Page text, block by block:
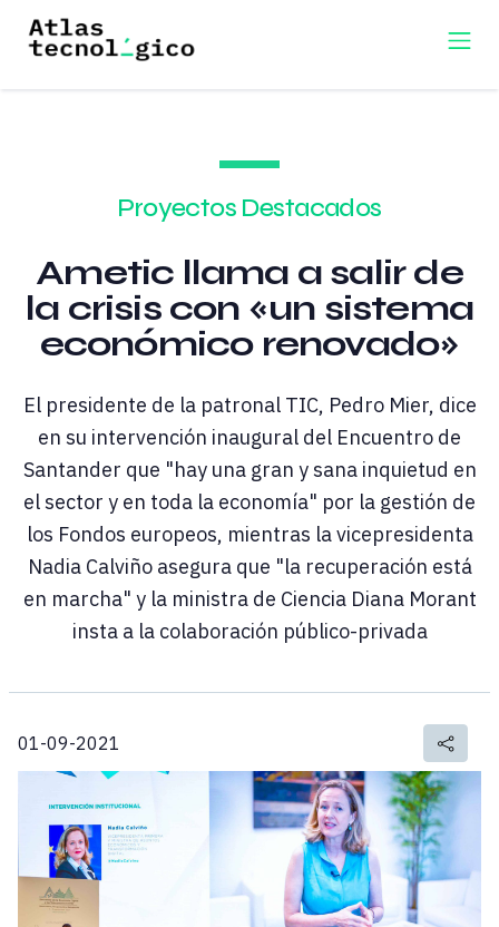
Proyectos Destacados
Ametic llama a salir de
la crisis con «un sistema
económico renovado»
El presidente de la patronal TIC, Pedro Mier, dice
en su intervención inaugural del Encuentro de
Santander que "hay una gran y sana inquietud en
el sector y en toda la economía" por la gestión de
los Fondos europeos, mientras la vicepresidenta
Nadia Calviño asegura que "la recuperación está
en marcha" y la ministra de Ciencia Diana Morant
insta a la colaboración público-privada
01-09-2021